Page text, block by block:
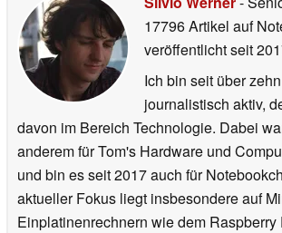
17796 Artikel auf
veröffentlichtseit
Ich bin seit über
journalistisch aktiv,
davon im Bereich Technologie. Dabei
anderem für Tom's Hardware und
und bin es seit 2017 auch für
aktueller Fokus liegt insbesondere auf
Einplatinenrechnern wie dem Raspberry